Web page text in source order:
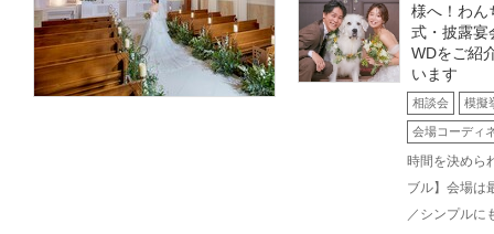
様へ！わん
式・披露宴
WDをご紹
います
相談会 模擬
会場コーディ
時間を決めら
ブル】会場は
／シンプルに